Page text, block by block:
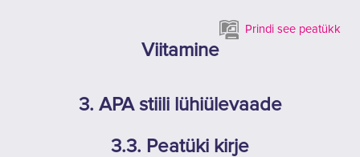
Prindi see peatükk
Viitamine
3. APA stiili lühiülevaade
3.3. Peatüki kirje